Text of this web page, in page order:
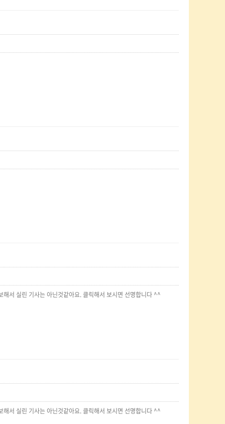
서 실린 기사는 아닌것같아요. 클릭해서 보시면 선명합니다 ^^
서 실린 기사는 아닌것같아요. 클릭해서 보시면 선명합니다 ^^